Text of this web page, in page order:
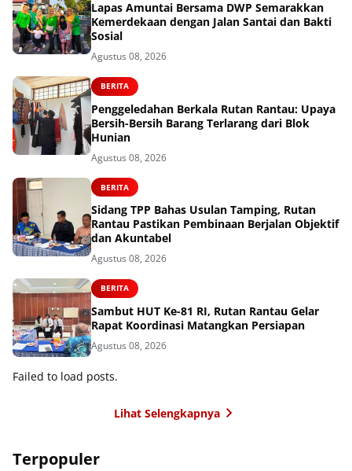
Lapas Amuntai Bersama DWP Semarakkan
Kemerdekaan dengan Jalan Santai dan Bakti
Sosial
Agustus 08, 2026
BERITA
Penggeledahan Berkala Rutan Rantau: Upaya
Bersih-Bersih Barang Terlarang dari Blok
Hunian
Agustus 08, 2026
BERITA
Sidang TPP Bahas Usulan Tamping, Rutan
Rantau Pastikan Pembinaan Berjalan Objektif
dan Akuntabel
Agustus 08, 2026
BERITA
Sambut HUT Ke-81 RI, Rutan Rantau Gelar
Rapat Koordinasi Matangkan Persiapan
Agustus 08, 2026
Failed to load posts.
Lihat Selengkapnya
Terpopuler